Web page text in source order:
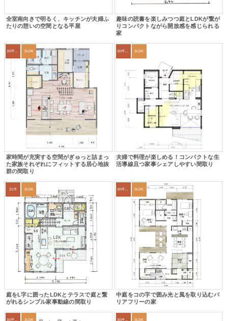
全室南向きで明るく、キッチンが夫婦ふ
たりの憩いの空間となる平屋
趣味の読書を楽しみつつ庭とLDKが繋が
りコンパクトながら開放感を感じられる
家
30坪～33坪 3LDK
家時間が充実する空間がぎゅっと詰まっ
た家族それぞれにフィットする居心地抜
群の間取り
30坪～33坪 2LDK
夫婦で料理が楽しめる！コンパクトな生
活導線且つ家事シェアしやすい間取り
31坪 3LDK
庭をL字に囲ったLDKとテラスで庭と繋
がれるシンプル家事動線の間取り
30坪～33坪 3LDK
中庭をコの字で囲み光と風を取り込むバ
リアフリーの家
2LDK 30坪～33坪 3LDK